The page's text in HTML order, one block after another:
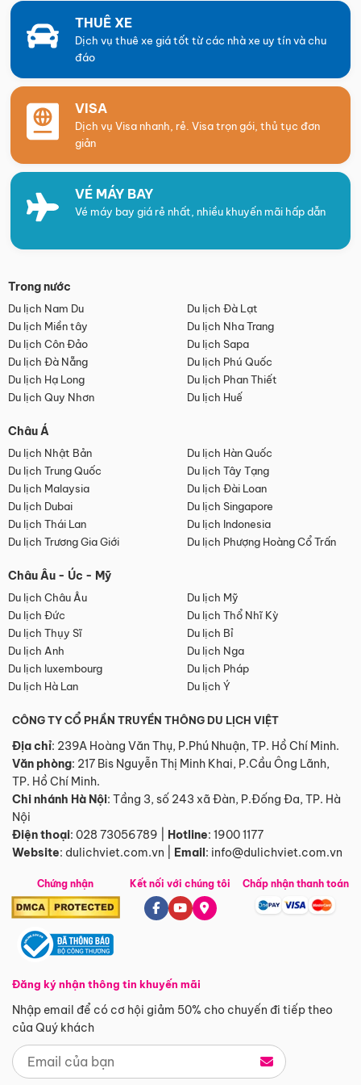
THUÊ XE
Dịch vụ thuê xe giá tốt từ các nhà xe uy tín và chu
đáo
VISA
Dịch vụ Visa nhanh, rẻ. Visa trọn gói, thủ tục đơn
giản
VÉ MÁY BAY
Vé máy bay giá rẻ nhất, nhiều khuyến mãi hấp dẫn
Trong nước
Du lịch Nam Du
Du lịch Đà Lạt
Du lịch Miền tây
Du lịch Nha Trang
Du lịch Côn Đảo
Du lịch Sapa
Du lịch Đà Nẵng
Du lịch Phú Quốc
Du lịch Hạ Long
Du lịch Phan Thiết
Du lịch Quy Nhơn
Du lịch Huế
Châu Á
Du lịch Nhật Bản
Du lịch Hàn Quốc
Du lịch Trung Quốc
Du lịch Tây Tạng
Du lịch Malaysia
Du lịch Đài Loan
Du lịch Dubai
Du lịch Singapore
Du lịch Thái Lan
Du lịch Indonesia
Du lịch Trương Gia Giới
Du lịch Phượng Hoàng Cổ Trấn
Châu Âu - Úc - Mỹ
Du lịch Châu Âu
Du lịch Mỹ
Du lịch Đức
Du lịch Thổ Nhĩ Kỳ
Du lịch Thụy Sĩ
Du lịch Bỉ
Du lịch Anh
Du lịch Nga
Du lịch luxembourg
Du lịch Pháp
Du lịch Hà Lan
Du lịch Ý
CÔNG TY CỔ PHẦN TRUYỀN THÔNG DU LỊCH VIỆT
Địa chỉ: 239A Hoàng Văn Thụ, P.Phú Nhuận, TP. Hồ Chí Minh.
Văn phòng: 217 Bis Nguyễn Thị Minh Khai, P.Cầu Ông Lãnh,
TP. Hồ Chí Minh.
Chi nhánh Hà Nội: Tầng 3, số 243 xã Đàn, P.Đống Đa, TP. Hà
Nội
Điện thoại: 028 73056789 Hotline: 1900 1177
Website: dulichviet.com.vn Email: info@dulichviet.com.vn
Chứng nhận
Đăng ký nhận thông tin khuyến mãi
Nhập email để có cơ hội giảm 50% cho chuyến đi tiếp theo
của Quý khách
Kết nối với chúng tôi Chấp nhận thanh toán